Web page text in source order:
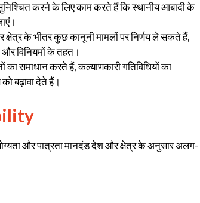
करने के लिए काम करते हैं कि स्थानीय आबादी के
के भीतर कुछ कानूनी मामलों पर निर्णय ले सकते हैं,
और विनियमों के तहत।
का समाधान करते हैं, कल्याणकारी गतिविधियों का
बढ़ावा देते हैं।
और पात्रता मानदंड देश और क्षेत्र के अनुसार अलग-